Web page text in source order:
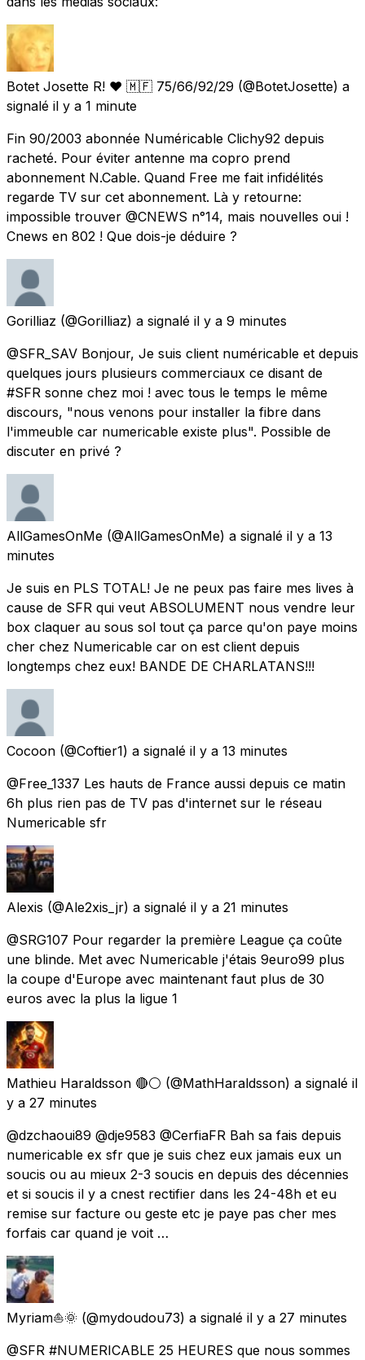
Botet Josette R! ❤️ 🇲🇫 75/66/92/29 (@BotetJosette) a
signalé il y a 1 minute
Fin 90/2003 abonnée Numéricable Clichy92 depuis
racheté. Pour éviter antenne ma copro prend
abonnement N.Cable. Quand Free me fait infidélités
regarde TV sur cet abonnement. Là y retourne:
impossible trouver @CNEWS n°14, mais nouvelles oui !
Cnews en 802 ! Que dois-je déduire ?
Gorilliaz (@Gorilliaz) a signalé il y a 9 minutes
@SFR_SAV Bonjour, Je suis client numéricable et depuis
quelques jours plusieurs commerciaux ce disant de
#SFR sonne chez moi ! avec tous le temps le même
discours, "nous venons pour installer la fibre dans
l'immeuble car numericable existe plus". Possible de
discuter en privé ?
AllGamesOnMe (@AllGamesOnMe) a signalé il y a 13
minutes
Je suis en PLS TOTAL! Je ne peux pas faire mes lives à
cause de SFR qui veut ABSOLUMENT nous vendre leur
box claquer au sous sol tout ça parce qu'on paye moins
cher chez Numericable car on est client depuis
longtemps chez eux! BANDE DE CHARLATANS!!!
Cocoon (@Coftier1) a signalé il y a 13 minutes
@Free_1337 Les hauts de France aussi depuis ce matin
6h plus rien pas de TV pas d'internet sur le réseau
Numericable sfr
Alexis (@Ale2xis_jr) a signalé il y a 21 minutes
@SRG107 Pour regarder la première League ça coûte
une blinde. Met avec Numericable j'étais 9euro99 plus
la coupe d'Europe avec maintenant faut plus de 30
euros avec la plus la ligue 1
Mathieu Haraldsson 🔴⚪ (@MathHaraldsson) a signalé il
y a 27 minutes
@dzchaoui89 @dje9583 @CerfiaFR Bah sa fais depuis
numericable ex sfr que je suis chez eux jamais eux un
soucis ou au mieux 2-3 soucis en depuis des décennies
et si soucis il y a cnest rectifier dans les 24-48h et eu
remise sur facture ou geste etc je paye pas cher mes
forfais car quand je voit …
Myriam⛵🌞 (@mydoudou73) a signalé il y a 27 minutes
@SFR #NUMERICABLE 25 HEURES que nous sommes